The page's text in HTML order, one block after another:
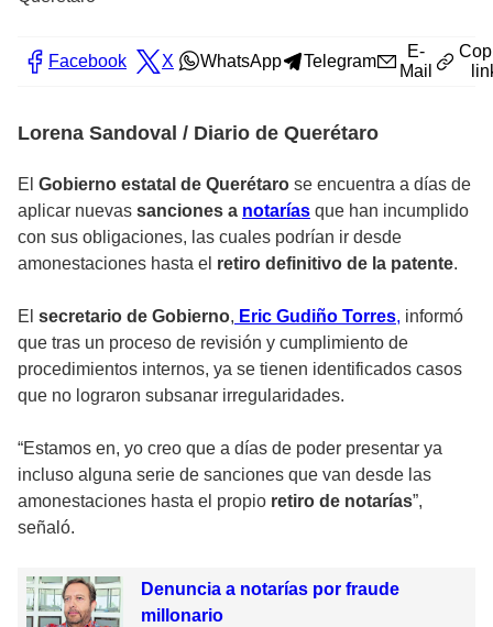
Facebook X WhatsApp Telegram
E-
Mail
Lorena Sandoval / Diario de Querétaro
El Gobierno estatal de Querétaro se encuentra a días de
aplicar nuevas sanciones a notarías que han incumplido
con sus obligaciones, las cuales podrían ir desde
amonestaciones hasta el retiro definitivo de la patente.
El secretario de Gobierno, Eric Gudiño Torres, informó
que tras un proceso de revisión y cumplimiento de
procedimientos internos, ya se tienen identificados casos
que no lograron subsanar irregularidades.
“Estamos en, yo creo que a días de poder presentar ya
incluso alguna serie de sanciones que van desde las
amonestaciones hasta el propio retiro de notarías”,
señaló.
Denuncia a notarías por fraude
millonario